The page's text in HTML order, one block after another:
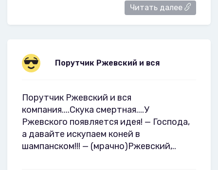
Читать далее
Порутчик Ржевский и вся
Порутчик Ржевский и вся
компания....Скука смертная....У
Ржевского появляется идея! — Господа,
а давайте искупаем коней в
шампанском!!! — (мрачно)Ржевский,..